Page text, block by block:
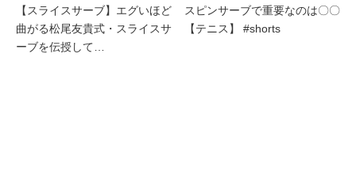
【スライスサーブ】エグいほど
曲がる松尾友貴式・スライスサ
ーブを伝授して…
スピンサーブで重要なのは〇〇
【テニス】 #shorts